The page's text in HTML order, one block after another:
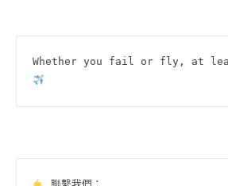
Whether you fail or fly, at